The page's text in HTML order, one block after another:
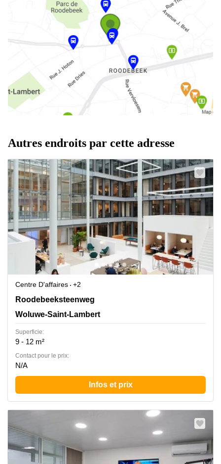
Autres endroits par cette adresse
Centre D'affaires
+2
Ch. de Roodebeek, 206, Bruxelles, Woluwe-Saint-
Roodebeeksteenweg
Woluwe-Saint-Lambert
Superficie:
9 - 12 m²
Contact pour le prix:
N/A
Infos et prix